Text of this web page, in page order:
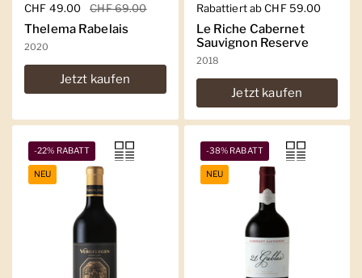
Regulärer Preis
CHF 49.00 Sale-Preis
CHF 69.00
Thelema Rabelais
2020
Jetzt kaufen
Regulärer Preis
Rabattiert ab CHF 59.00
Le Riche Cabernet
Sauvignon Reserve
2018
Jetzt kaufen
-22% RABATT
NEU
-38% RABATT
NEU